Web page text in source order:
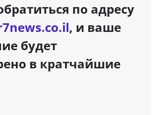
по адресу
, и ваше
будет
в кратчайшие